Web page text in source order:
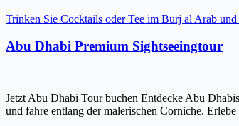
Trinken Sie Cocktails oder Tee im Burj al Arab
Abu Dhabi Premium Sightseeingtour
Jetzt Abu Dhabi Tour buchen Entdecke Abu
und fahre entlang der malerischen Corniche.